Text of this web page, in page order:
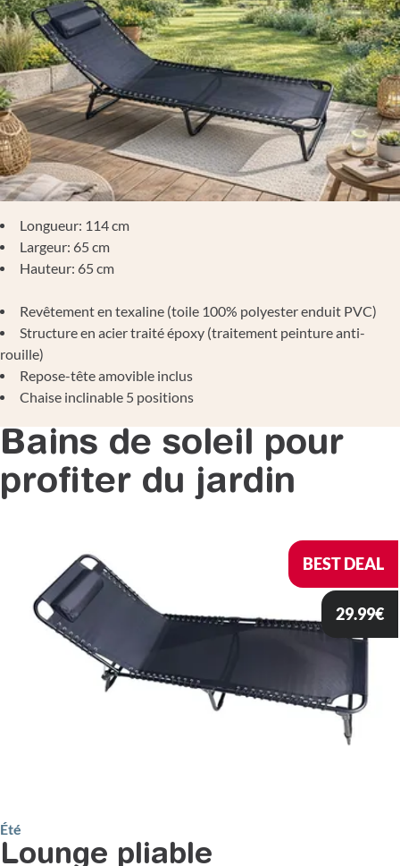
Longueur: 114 cm
Largeur: 65 cm
Hauteur: 65 cm
Revêtement en texaline (toile 100% polyester enduit PVC)
Structure en acier traité époxy (traitement peinture anti-
rouille)
Repose-tête amovible inclus
Chaise inclinable 5 positions
Bains de soleil pour
profiter du jardin
BEST DEAL
29.99€
Été
Lounge pliable